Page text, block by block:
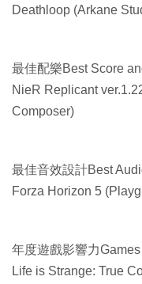
Deathloop (Arkane
最佳配樂Best Score
NieR Replicant
Composer)
最佳音效設計Best
Forza Horizon 5
年度遊戲影響力
Life is Strange: True